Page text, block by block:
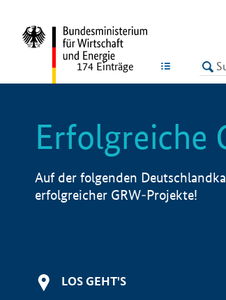
LISTE
174 Einträge
Erfolgreiche
Auf der folgenden
erfolgreicher GRW-Projekte!
LOS GEHT'S